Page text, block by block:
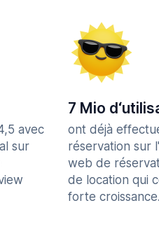
avec
sur
7 Mio
ont déjà
réservation sur
web de
de location qui
forte croissance.